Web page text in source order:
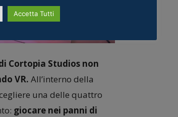
Cortopia Studios non
VR. All’interno della
una delle quattro
giocare nei panni di
Accetta Tutti